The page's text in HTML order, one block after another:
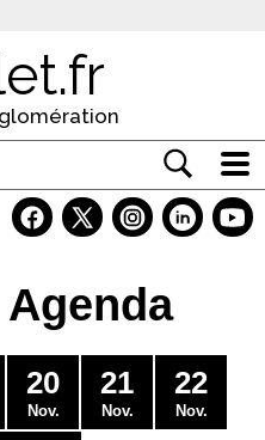
Agenda
20
Nov.
21
Nov.
22
Nov.